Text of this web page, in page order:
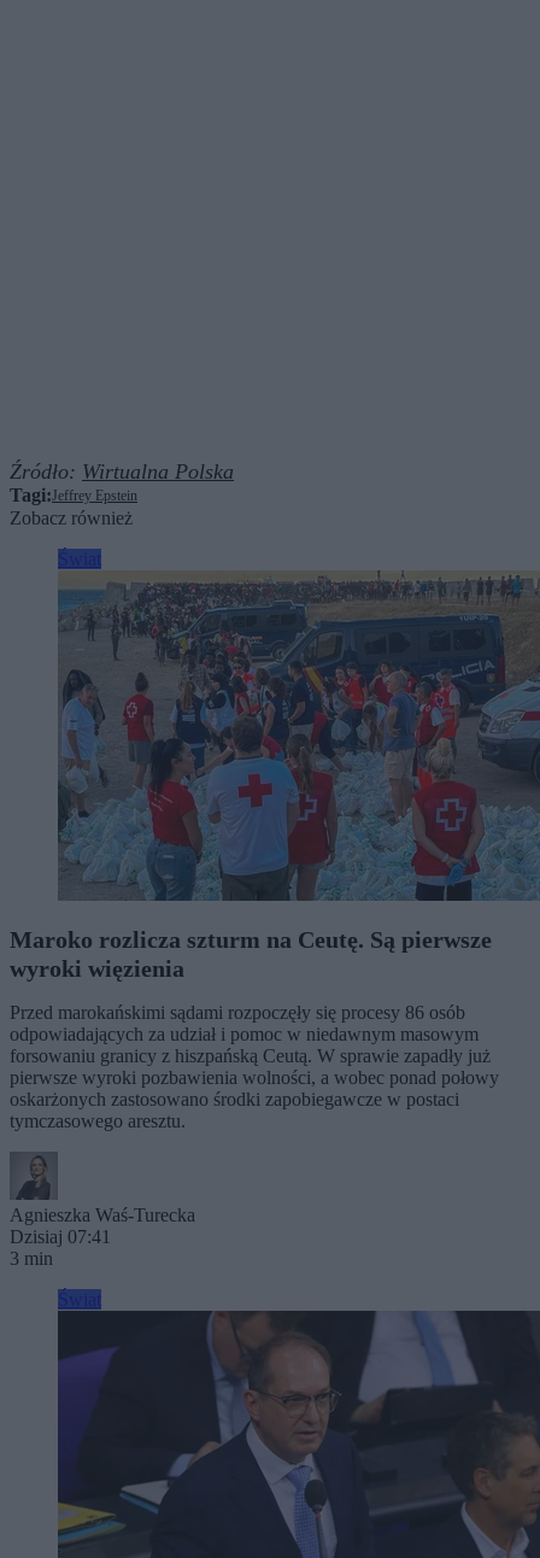
Źródło: Wirtualna Polska
Tagi:Jeffrey Epstein
Zobacz również
Maroko rozlicza szturm na Ceutę. Są pierwsze
wyroki więzienia
Przed marokańskimi sądami rozpoczęły się procesy 86 osób
odpowiadających za udział i pomoc w niedawnym masowym
forsowaniu granicy z hiszpańską Ceutą. W sprawie zapadły już
pierwsze wyroki pozbawienia wolności, a wobec ponad połowy
oskarżonych zastosowano środki zapobiegawcze w postaci
tymczasowego aresztu.
Agnieszka Waś-Turecka
Dzisiaj 07:41
3 min